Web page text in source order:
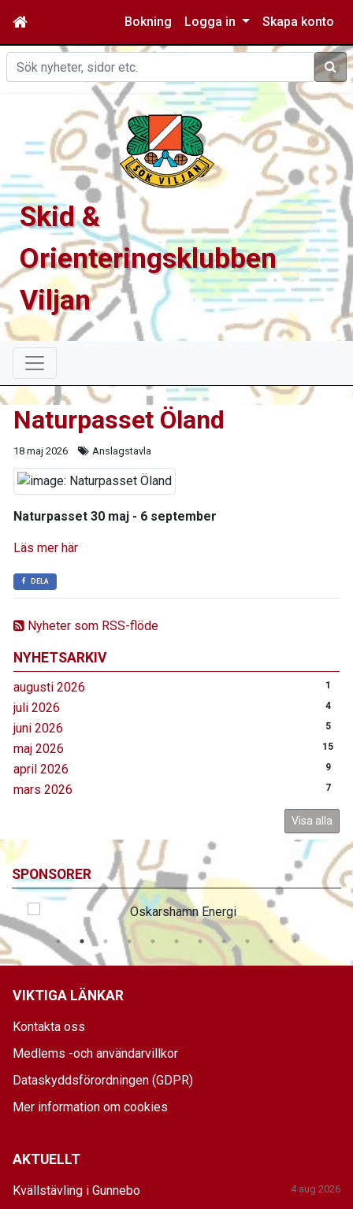
Bokning Logga in Skapa konto
Sök
Skid &
Orienteringsklubben
Viljan
Nyheter som RSS-flöde
NYHETSARKIV
augusti 2026 1
juli 2026 4
juni 2026 5
maj 2026 15
april 2026 9
mars 2026 7
Visa alla
Naturpasset Öland
18 maj 2026 Anslagstavla
Naturpasset 30 maj - 6 september
Läs mer här
DELA
SPONSORER
VIKTIGA LÄNKAR
Kontakta oss
Medlems -och användarvillkor
Dataskyddsförordningen (GDPR)
Mer information om cookies
AKTUELLT
Kvällstävling i Gunnebo 4 aug 2026